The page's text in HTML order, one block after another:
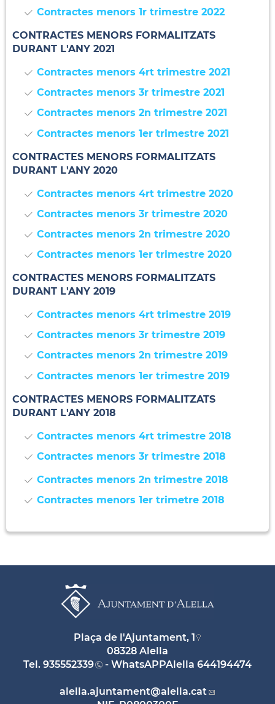
Contractes menors 1r trimestre 2022
CONTRACTES MENORS FORMALITZATS
DURANT L'ANY 2021
Contractes menors 4rt trimestre 2021
Contractes menors 3r trimestre 2021
Contractes menors 2n trimestre 2021
Contractes menors 1er trimestre 2021
CONTRACTES MENORS FORMALITZATS
DURANT L'ANY 2020
Contractes menors 4rt trimestre 2020
Contractes menors 3r trimestre 2020
Contractes menors 2n trimestre 2020
Contractes menors 1er trimestre 2020
CONTRACTES MENORS FORMALITZATS
DURANT L'ANY 2019
Contractes menors 4rt trimestre 2019
Contractes menors 3r trimestre 2019
Contractes menors 2n trimestre 2019
Contractes menors 1er trimestre 2019
CONTRACTES MENORS FORMALITZATS
DURANT L'ANY 2018
Contractes menors 4rt trimestre 2018
Contractes menors 3r trimestre 2018
Contractes menors 2n trimestre 2018
Contractes menors 1er trimetre 2018
Plaça de l'Ajuntament, 1
08328 Alella
Tel. 935552339 - WhatsAPPAlella 644194474
alella.ajuntament@alella.cat